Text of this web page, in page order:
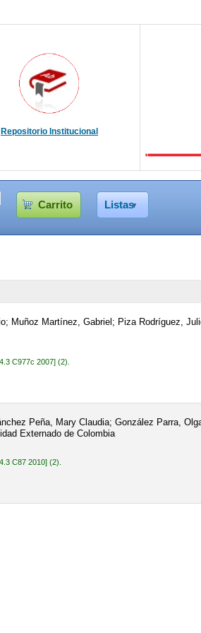
Repositorio Institucional
Carrito Listas
Muñoz Martínez, Gabriel; Piza Rodríguez,
C977c 2007] (2).
Peña, Mary Claudia; González Parra,
Externado de Colombia
C87 2010] (2).